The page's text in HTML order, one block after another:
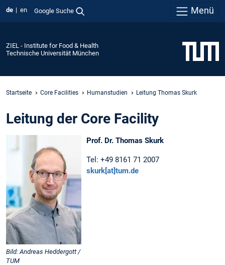
de en Google Suche Menü
ZIEL - Institute for Food & Health
Technische Universität München
Startseite Core Facilities Humanstudien Leitung Thomas Skurk
Leitung der Core Facility
Bild: Andreas Heddergott /
TUM
Prof. Dr. Thomas Skurk
Tel: +49 8161 71 2007
skurk[at]tum.de